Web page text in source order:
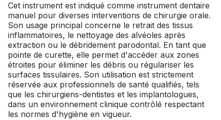
Cet instrument est indiqué comme instrument dentaire
manuel pour diverses interventions de chirurgie orale.
Son usage principal concerne le retrait des tissus
inflammatoires, le nettoyage des alvéoles après
extraction ou le débridement parodontal. En tant que
pointe de curette, elle permet d'accéder aux zones
étroites pour éliminer les débris ou régulariser les
surfaces tissulaires. Son utilisation est strictement
réservée aux professionnels de santé qualifiés, tels
que les chirurgiens-dentistes et les implantologues,
dans un environnement clinique contrôlé respectant
les normes d'hygiène en vigueur.